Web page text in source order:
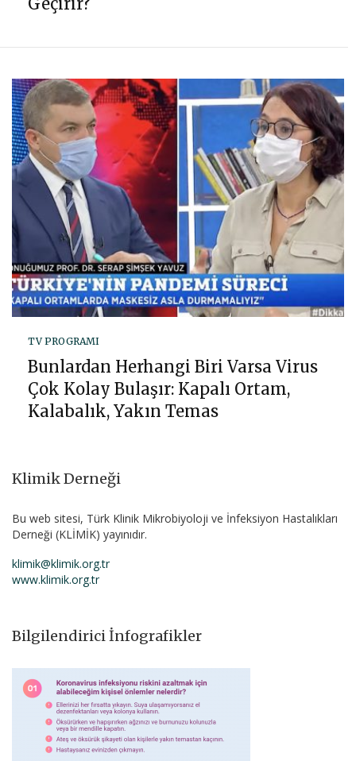
TV PROGRAMI
Bunlardan Herhangi Biri Varsa Virus
Çok Kolay Bulaşır: Kapalı Ortam,
Kalabalık, Yakın Temas
Klimik Derneği
Bu web sitesi, Türk Klinik Mikrobiyoloji ve İnfeksiyon Hastalıkları
Derneği (KLİMİK) yayınıdır.
klimik@klimik.org.tr
www.klimik.org.tr
Bilgilendirici İnfografikler